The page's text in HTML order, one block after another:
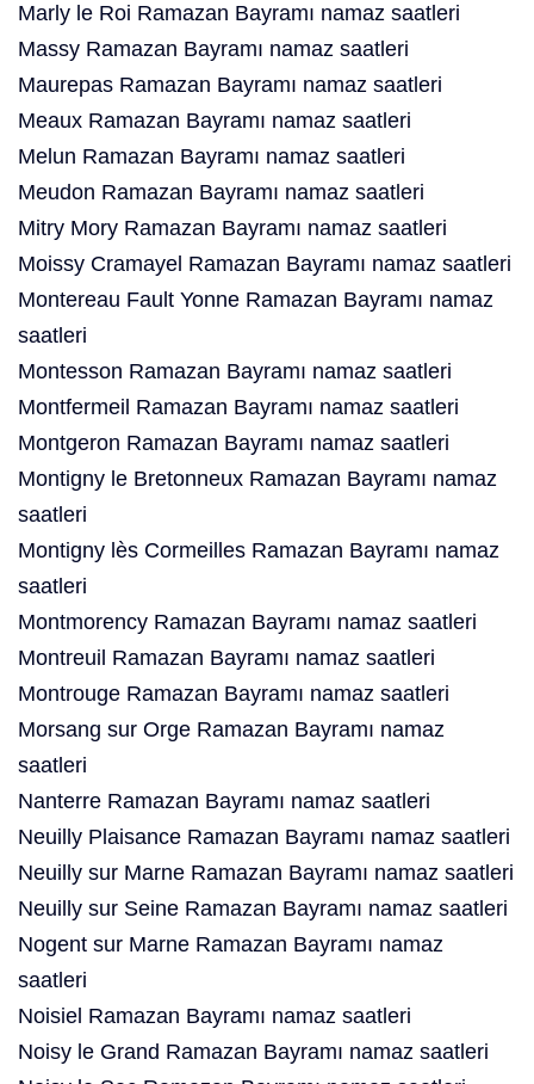
Marly le Roi Ramazan Bayramı namaz saatleri
Massy Ramazan Bayramı namaz saatleri
Maurepas Ramazan Bayramı namaz saatleri
Meaux Ramazan Bayramı namaz saatleri
Melun Ramazan Bayramı namaz saatleri
Meudon Ramazan Bayramı namaz saatleri
Mitry Mory Ramazan Bayramı namaz saatleri
Moissy Cramayel Ramazan Bayramı namaz saatleri
Montereau Fault Yonne Ramazan Bayramı namaz
saatleri
Montesson Ramazan Bayramı namaz saatleri
Montfermeil Ramazan Bayramı namaz saatleri
Montgeron Ramazan Bayramı namaz saatleri
Montigny le Bretonneux Ramazan Bayramı namaz
saatleri
Montigny lès Cormeilles Ramazan Bayramı namaz
saatleri
Montmorency Ramazan Bayramı namaz saatleri
Montreuil Ramazan Bayramı namaz saatleri
Montrouge Ramazan Bayramı namaz saatleri
Morsang sur Orge Ramazan Bayramı namaz
saatleri
Nanterre Ramazan Bayramı namaz saatleri
Neuilly Plaisance Ramazan Bayramı namaz saatleri
Neuilly sur Marne Ramazan Bayramı namaz saatleri
Neuilly sur Seine Ramazan Bayramı namaz saatleri
Nogent sur Marne Ramazan Bayramı namaz
saatleri
Noisiel Ramazan Bayramı namaz saatleri
Noisy le Grand Ramazan Bayramı namaz saatleri